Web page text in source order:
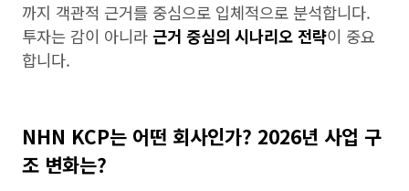
까지 객관적 근거를 중심으로 입체적으로 분석합니다.
투자는 감이 아니라 근거 중심의 시나리오 전략이 중요
합니다.
NHN KCP는 어떤 회사인가? 2026년 사업 구
조 변화는?